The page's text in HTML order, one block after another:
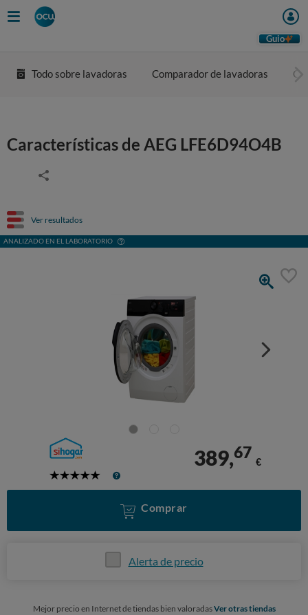
Guio
Todo sobre lavadoras Comparador de lavadoras
Características de AEG LFE6D94O4B
Ver resultados
ANALIZADO EN EL LABORATORIO
5
389,67
€
Comprar
Alerta de precio
Mejor precio en Internet de tiendas bien valoradasVer otras tiendas